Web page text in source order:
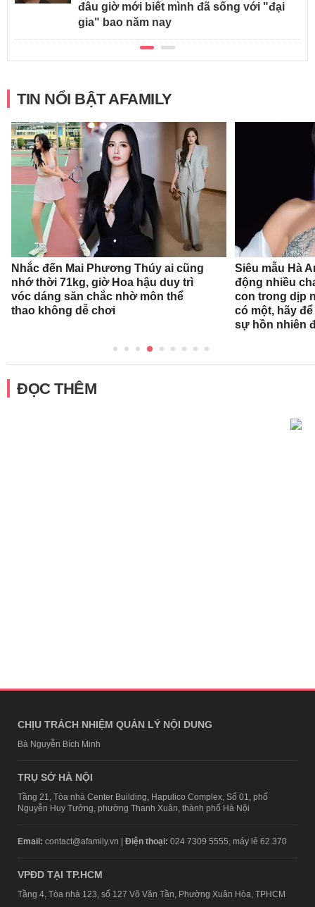
đâu giờ mới biết mình đã sống với "đại
gia" bao năm nay
TIN NỔI BẬT AFAMILY
Nhắc đến Mai Phương Thúy ai cũng
nhớ thời 71kg, giờ Hoa hậu duy trì
vóc dáng săn chắc nhờ môn thể
thao không dễ chơi
Siêu mẫu Hà
động nhiều
con trong dịp
có một, hãy
sự hồn nhiên
ĐỌC THÊM
CHỊU TRÁCH NHIỆM QUẢN LÝ NỘI DUNG
Bà Nguyễn Bích Minh
TRỤ SỞ HÀ NỘI
Tầng 21, Tòa nhà Center Building, Hapulico Complex, Số 01, phố
Nguyễn Huy Tưởng, phường Thanh Xuân, thành phố Hà Nội
Email: contact@afamily.vn | Điện thoại: 024 7309 5555, máy lẻ 62.370
VPĐD TẠI TP.HCM
Tầng 4, Tòa nhà 123, số 127 Võ Văn Tần, Phường Xuân Hòa, TPHCM